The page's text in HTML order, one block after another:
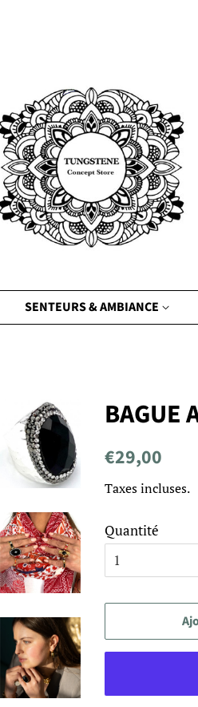
SENTEURS & AMBIANCE
BAGUE
Prix
€29,00
Taxes incluses.
Quantité